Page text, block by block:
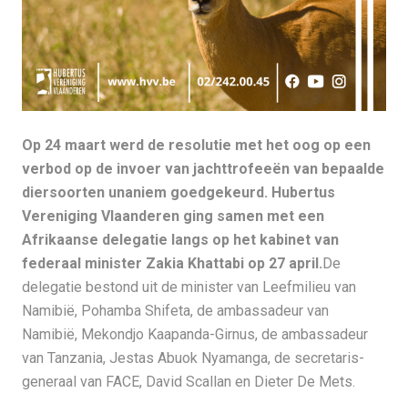
Op 24 maart werd de resolutie met het oog op een
verbod op de invoer van jachttrofeeën van bepaalde
diersoorten unaniem goedgekeurd. Hubertus
Vereniging Vlaanderen ging samen met een
Afrikaanse delegatie langs op het kabinet van
federaal minister Zakia Khattabi op 27 april. De
delegatie bestond uit de minister van Leefmilieu van
Namibië, Pohamba Shifeta, de ambassadeur van
Namibië, Mekondjo Kaapanda-Girnus, de ambassadeur
van Tanzania, Jestas Abuok Nyamanga, de secretaris-
generaal van FACE, David Scallan en Dieter De Mets.